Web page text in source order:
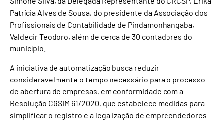
Patrícia Alves de Sousa, do presidente da Associação dos
Profissionais de Contabilidade de Pindamonhangaba,
Valdecir Teodoro, além de cerca de 30 contadores do
município.
A iniciativa de automatização busca reduzir
consideravelmente o tempo necessário para o processo
de abertura de empresas, em conformidade com a
Resolução CGSIM 61/2020, que estabelece medidas para
simplificar o registro e a legalização de empreendedores